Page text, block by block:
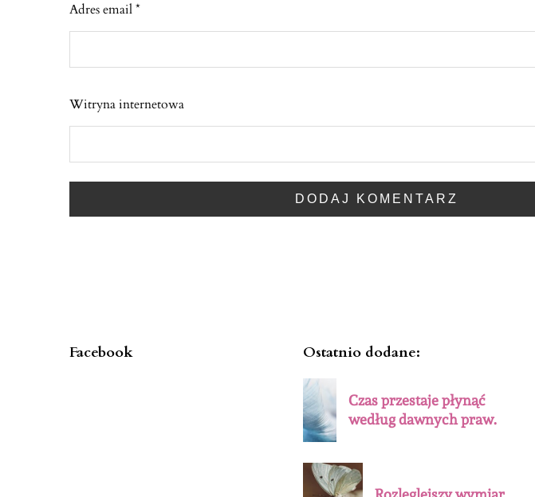
Adres email*
Witryna internetowa
Facebook Ostatnio dodane:
Czas przestaje płynąć
według dawnych praw.